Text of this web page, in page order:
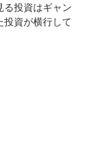
る投資はギャン
投資が横行して